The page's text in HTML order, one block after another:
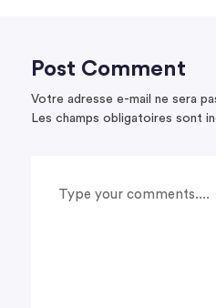
Post Comment
Votre adresse e-mail ne sera
Les champs obligatoires sont